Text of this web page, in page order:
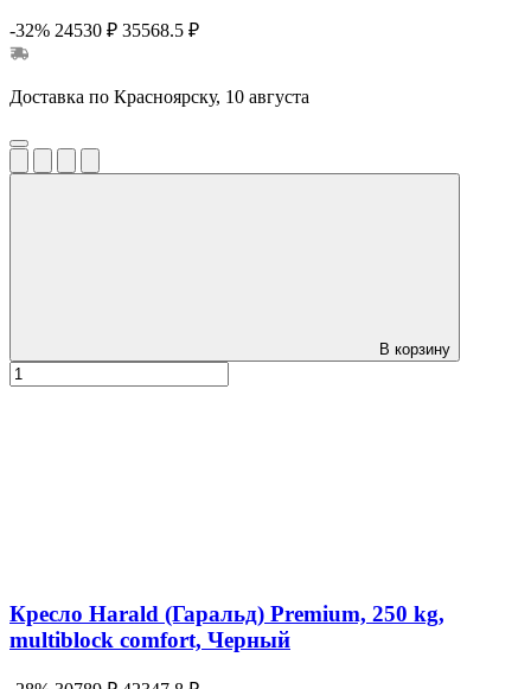
-32% 24530 ₽ 35568.5 ₽
Доставка по Красноярску, 10 августа
В корзину
Кресло Harald (Гаральд) Premium, 250 kg,
multiblock comfort, Черный